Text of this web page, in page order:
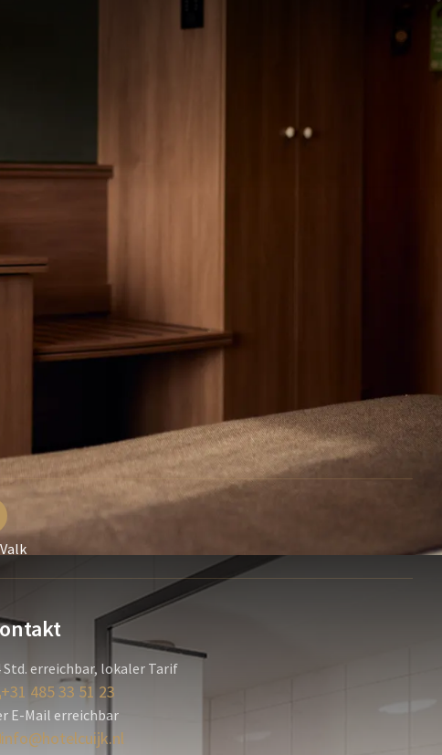
Std. erreichbar, lokaler Tarif
+31 485 33 51 23
E-Mail erreichbar
info@hotelcuijk.nl